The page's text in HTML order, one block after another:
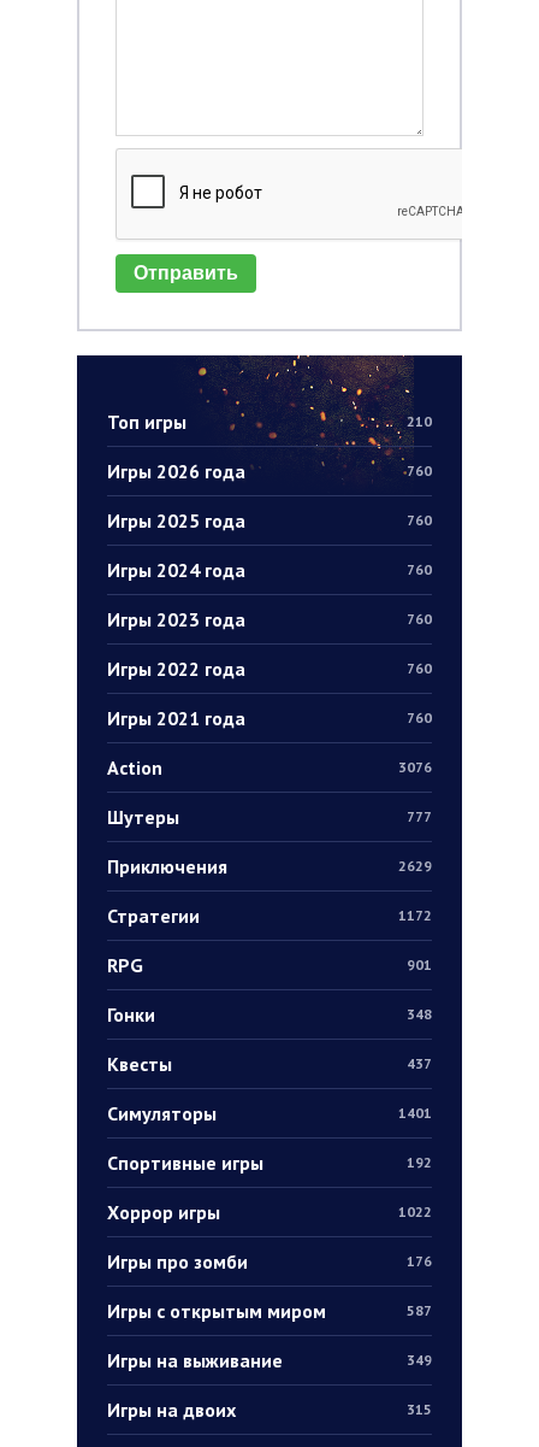
Топ игры 210
Игры 2026 года 760
Игры 2025 года 760
Игры 2024 года 760
Игры 2023 года 760
Игры 2022 года 760
Игры 2021 года 760
Action 3076
Шутеры 777
Приключения 2629
Стратегии 1172
RPG 901
Гонки 348
Квесты 437
Симуляторы 1401
Спортивные игры 192
Хоррор игры 1022
Игры про зомби 176
Игры с открытым миром 587
Игры на выживание 349
Игры на двоих 315
Отправить